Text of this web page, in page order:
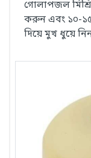
গোলাপজল
করুন এবং ১০-১৫
দিয়ে মুখ ধুয়ে